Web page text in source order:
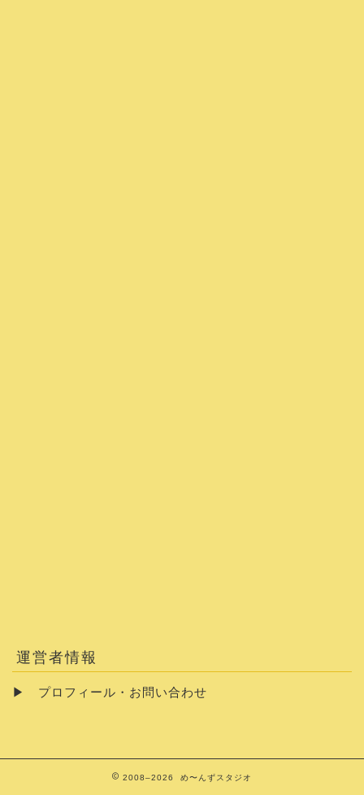
運営者情報
▶ プロフィール・お問い合わせ
2008–2026 め〜んずスタジオ